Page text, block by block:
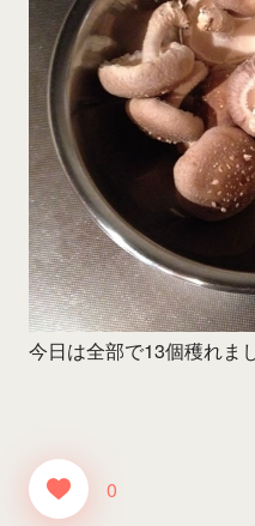
今日は全部で13個穫れまし
0